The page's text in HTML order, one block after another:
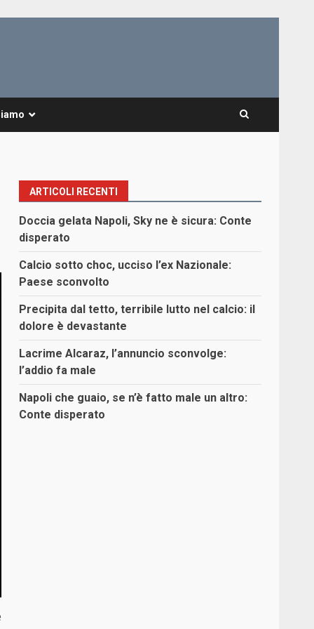
ARTICOLI RECENTI
Doccia gelata Napoli, Sky ne è sicura: Conte
disperato
Calcio sotto choc, ucciso l’ex Nazionale:
Paese sconvolto
Precipita dal tetto, terribile lutto nel calcio: il
dolore è devastante
Lacrime Alcaraz, l’annuncio sconvolge:
l’addio fa male
Napoli che guaio, se n’è fatto male un altro:
Conte disperato